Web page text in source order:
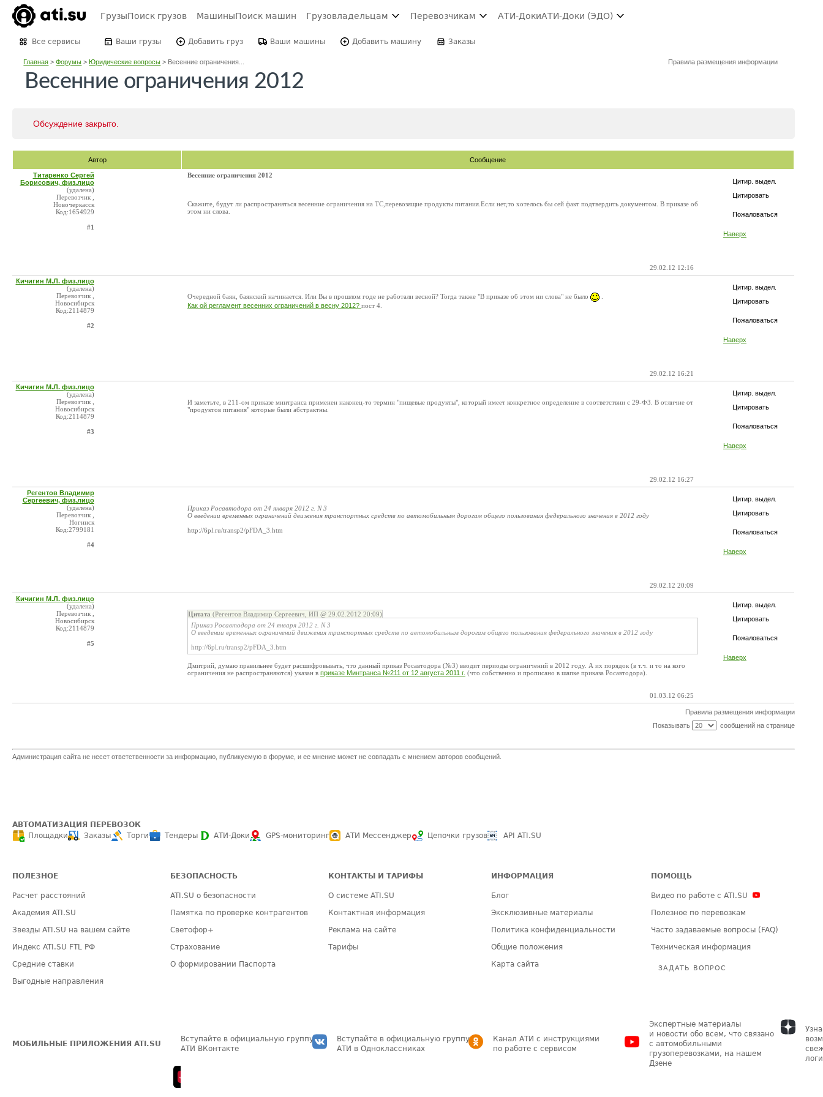
ГрузыПоиск грузов МашиныПоиск машин Грузовладельцам Перевозчикам АТИ-ДокиАТИ-Доки (ЭДО)
Все сервисы Ваши грузы Добавить груз Ваши машины Добавить машину Заказы
Главная >Форумы >Юридические вопросы > Весенние ограничения... Правила размещения информации
Весенние ограничения 2012
Обсуждение закрыто.
Автор Сообщение
Цитир. выдел.
Цитировать
Пожаловаться
Наверх
Титаренко Сергей
Борисович, физ.лицо
(удалена)
Перевозчик ,
Новочеркасск
Код:1654929
#1
Весенние ограничения 2012
Скажите, будут ли распространяться весенние ограничения на ТС,перевозящие продукты питания.Если нет,то хотелось бы сей факт подтвердить документом. В приказе об
этом ни слова.
29.02.12 12:16
Цитир. выдел.
Цитировать
Пожаловаться
Наверх
Кичигин М.Л. физ.лицо
(удалена)
Перевозчик ,
Новосибирск
Код:2114879
#2
Очередной баян, баянский начинается. Или Вы в прошлом годе не работали весной? Тогда также "В приказе об этом ни слова" не было
Как ой регламент весенних ограничений в весну 2012? пост 4.
29.02.12 16:21
Цитир. выдел.
Цитировать
Пожаловаться
Наверх
Кичигин М.Л. физ.лицо
(удалена)
Перевозчик ,
Новосибирск
Код:2114879
#3
И заметьте, в 211-ом приказе минтранса применен наконец-то термин "пищевые продукты", который имеет конкретное определение в соответствии с 29-ФЗ. В отличие от
"продуктов питания" которые были абстрактны.
29.02.12 16:27
Цитир. выдел.
Цитировать
Пожаловаться
Наверх
Регентов Владимир
Сергеевич, физ.лицо
(удалена)
Перевозчик ,
Ногинск
Код:2799181
#4
Приказ Росавтодора от 24 января 2012 г. N 3
О введении временных ограничений движения транспортных средств по автомобильным дорогам общего пользования федерального значения в 2012 году
http://6pl.ru/transp2/pFDA_3.htm
29.02.12 20:09
Цитир. выдел.
Цитировать
Пожаловаться
Наверх
Кичигин М.Л. физ.лицо
(удалена)
Перевозчик ,
Новосибирск
Код:2114879
#5
Цитата (Регентов Владимир Сергеевич, ИП @ 29.02.2012 20:09)
Приказ Росавтодора от 24 января 2012 г. N 3
О введении временных ограничений движения транспортных средств по автомобильным дорогам общего пользования федерального значения в 2012 году
http://6pl.ru/transp2/pFDA_3.htm
Дмитрий, думаю правильнее будет расшифровывать, что данный приказ Росавтодора (№3) вводит периоды ограничений в 2012 году. А их порядок (в т.ч. и то на кого
ограничения не распространяются) указан в приказе Минтранса №211 от 12 августа 2011 г. (что собственно и прописано в шапке приказа Росавтодора).
01.03.12 06:25
Правила размещения информации
Показывать
сообщений на странице
Администрация сайта не несет ответственности за информацию, публикуемую в форуме, и ее мнение может не совпадать с мнением авторов сообщений.
АВТОМАТИЗАЦИЯ ПЕРЕВОЗОК
Площадки
Заказы Торги Тендеры АТИ-Доки GPS-мониторинг АТИ Мессенджер Цепочки грузов API ATI.SU
ПОЛЕЗНОЕ
Расчет расстояний
Академия ATI.SU
Звезды ATI.SU на вашем сайте
Индекс ATI.SU FTL РФ
Средние ставки
Выгодные направления
БЕЗОПАСНОСТЬ
ATI.SU о безопасности
Памятка по проверке контрагентов
Светофор+
Страхование
О формировании Паспорта
КОНТАКТЫ И ТАРИФЫ
О системе ATI.SU
Контактная информация
Реклама на сайте
Тарифы
ИНФОРМАЦИЯ
Блог
Эксклюзивные материалы
Политика конфиденциальности
Общие положения
Карта сайта
ПОМОЩЬ
Видео по работе с ATI.SU
Полезное по перевозкам
Часто задаваемые вопросы (FAQ)
Техническая информация
ЗАДАТЬ ВОПРОС
МОБИЛЬНЫЕ ПРИЛОЖЕНИЯ ATI.SU
Вступайте в официальную группу
АТИ ВКонтакте
Вступайте в официальную группу
АТИ в Одноклассниках
Канал АТИ с инструкциями
по работе с сервисом
Экспертные материалы
и новости обо всем, что связано
с автомобильными
грузоперевозками, на нашем
Дзене